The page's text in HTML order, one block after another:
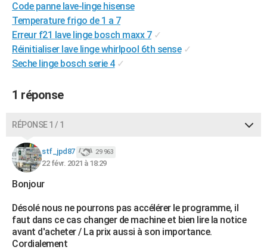
GUIDES D'ACHAT
BONS PLANS
CARTE DE VOEUX
S'inscrire
Se connecter
Lycées
Collèges
Primaires
Universités
Entreprises
Service militaire
Avis de recherche
AVIS DE DÉCÈS
FORUM
Bricolage
Lifestyle
Culture
Sport
Auto
Television
Voyage
Cinema
Code panne lave-linge hisense
Temperature frigo de 1 a 7
Erreur f21 lave linge bosch maxx 7 ✓
Réinitialiser lave linge whirlpool 6th sense ✓
Seche linge bosch serie 4 ✓
1 réponse
RÉPONSE 1 / 1
stf_jpd87 29 963
22 févr. 2021 à 18:29
Bonjour
Désolé nous ne pourrons pas accélérer le programme, il
faut dans ce cas changer de machine et bien lire la notice
avant d'acheter / La prix aussi à son importance.
Cordialement